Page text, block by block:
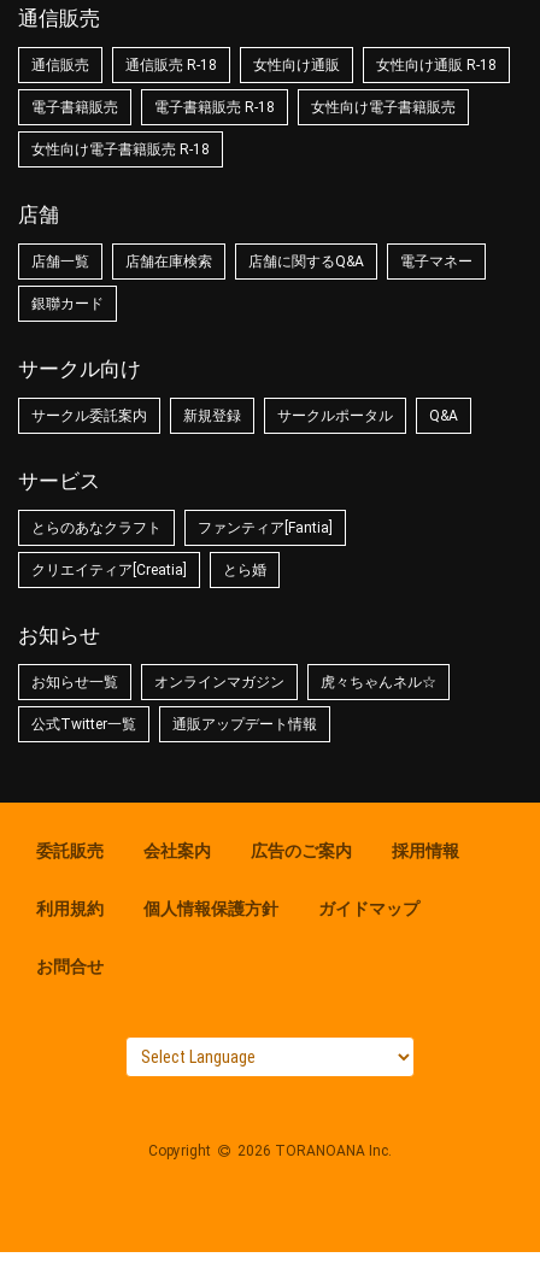
通信販売
通信販売 通信販売 R-18 女性向け通販 女性向け通販 R-18
電子書籍販売 電子書籍販売 R-18 女性向け電子書籍販売
女性向け電子書籍販売 R-18
店舗
店舗一覧 店舗在庫検索 店舗に関するQ&A 電子マネー
銀聯カード
サークル向け
サークル委託案内 新規登録 サークルポータル Q&A
サービス
とらのあなクラフト ファンティア[Fantia]
クリエイティア[Creatia] とら婚
お知らせ
お知らせ一覧 オンラインマガジン 虎々ちゃんネル☆
公式Twitter一覧 通販アップデート情報
委託販売 会社案内 広告のご案内 採用情報
利用規約 個人情報保護方針 ガイドマップ
お問合せ
Copyright 2026 TORANOANA Inc.